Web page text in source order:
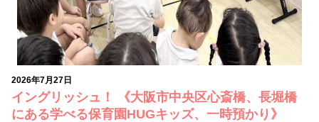
2026年7月27日
イングリッシュ！ 《大阪市中央区心斎橋、長堀橋
にある学べる保育園HUGキッズ、一時預かり》